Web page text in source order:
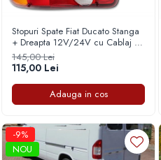
Capace r16 Toyota
Capace r16 Volvo
Capace r16 VW
Capace roti marimea 12'
Stopuri Spate Fiat Ducato Stanga
+ Dreapta 12V/24V cu Cablaj si
Becuri Duba, Camper, Platforma,
Autorulota
145,00 Lei
115,00 Lei
Adauga in cos
-9%
NOU